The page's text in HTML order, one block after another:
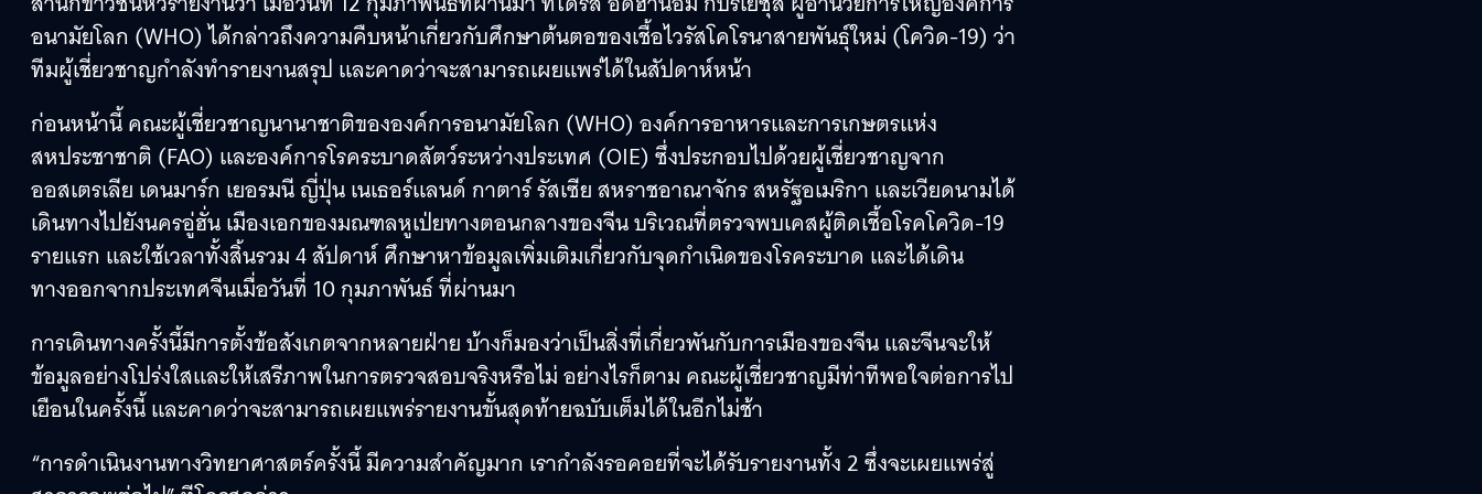
อนามัยโลก (WHO) ได้กล่าวถึงความคืบหน้าเกี่ยวกับศึกษาต้นตอของเชื้อไวรัสโคโรนาสายพันธุ์ใหม่ (โควิด-19) ว่า
ทีมผู้เชี่ยวชาญกำลังทำรายงานสรุป และคาดว่าจะสามารถเผยแพร่ได้ในสัปดาห์หน้า
ก่อนหน้านี้ คณะผู้เชี่ยวชาญนานาชาติขององค์การอนามัยโลก (WHO) องค์การอาหารและการเกษตรแห่ง
สหประชาชาติ (FAO) และองค์การโรคระบาดสัตว์ระหว่างประเทศ (OIE) ซึ่งประกอบไปด้วยผู้เชี่ยวชาญจาก
ออสเตรเลีย เดนมาร์ก เยอรมนี ญี่ปุ่น เนเธอร์แลนด์ กาตาร์ รัสเซีย สหราชอาณาจักร สหรัฐอเมริกา และเวียดนามได้
เดินทางไปยังนครอู่ฮั่น เมืองเอกของมณฑลหูเป่ยทางตอนกลางของจีน บริเวณที่ตรวจพบเคสผู้ติดเชื้อโรคโควิด-19
รายแรก และใช้เวลาทั้งสิ้นรวม 4 สัปดาห์ ศึกษาหาข้อมูลเพิ่มเติมเกี่ยวกับจุดกำเนิดของโรคระบาด และได้เดิน
ทางออกจากประเทศจีนเมื่อวันที่ 10 กุมภาพันธ์ ที่ผ่านมา
การเดินทางครั้งนี้มีการตั้งข้อสังเกตจากหลายฝ่าย บ้างก็มองว่าเป็นสิ่งที่เกี่ยวพันกับการเมืองของจีน และจีนจะให้
ข้อมูลอย่างโปร่งใสและให้เสรีภาพในการตรวจสอบจริงหรือไม่ อย่างไรก็ตาม คณะผู้เชี่ยวชาญมีท่าทีพอใจต่อการไป
เยือนในครั้งนี้ และคาดว่าจะสามารถเผยแพร่รายงานขั้นสุดท้ายฉบับเต็มได้ในอีกไม่ช้า
“การดำเนินงานทางวิทยาศาสตร์ครั้งนี้ มีความสำคัญมาก เรากำลังรอคอยที่จะได้รับรายงานทั้ง 2 ซึ่งจะเผยแพร่สู่